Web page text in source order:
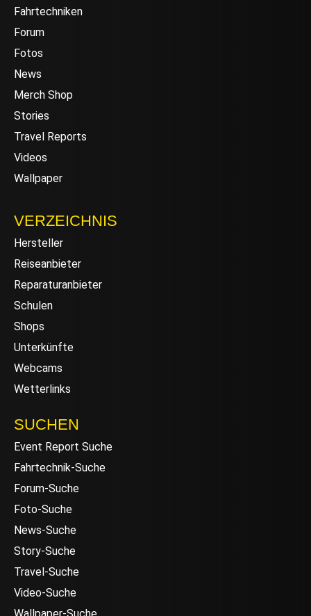
Fahrtechniken
Forum
Fotos
News
Merch Shop
Stories
Travel Reports
Videos
Wallpaper
VERZEICHNIS
Hersteller
Reiseanbieter
Reparaturanbieter
Schulen
Shops
Unterkünfte
Webcams
Wetterlinks
SUCHEN
Event Report Suche
Fahrtechnik-Suche
Forum-Suche
Foto-Suche
News-Suche
Story-Suche
Travel-Suche
Video-Suche